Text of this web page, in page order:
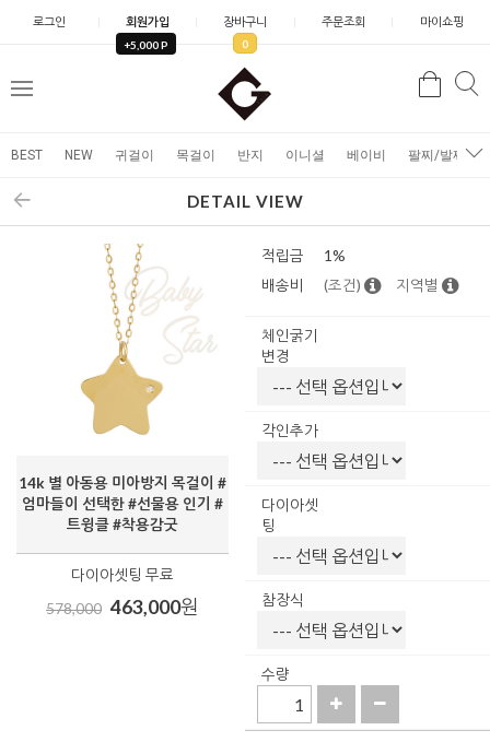
로그인 회원가입
+5,000 P
장바구니
0
주문조회 마이쇼핑
메
검
BEST NEW 귀걸이 목걸이 반지 이니셜 베이비 팔찌/발찌
DETAIL VIEW
14k 별 아동용 미아방지 목걸이 #
엄마들이 선택한 #선물용 인기 #
트윙클 #착용감굿
다이아셋팅 무료
578,000 463,000원
적립금
1%
배송비
(조건) 지역별
체인굵기
변경
각인추가
다이아셋
팅
참장식
수량